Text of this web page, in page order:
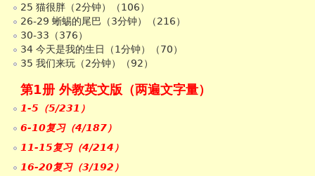
25 猫很胖（2分钟）（106）
26-29 蜥蜴的尾巴（3分钟）（216）
30-33（376）
34 今天是我的生日（1分钟）（70）
35 我们来玩（2分钟）（92）
第1册 外教英文版（两遍文字量）
1-5（5/231）
6-10复习（4/187）
11-15复习（4/214）
16-20复习（3/192）